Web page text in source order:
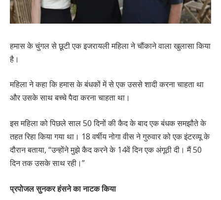
हमास के चुंगल से छूटी एक इजरायली महिला ने चौंकाने वाला खुलासा किया
है।
महिला ने कहा कि हमास के बंधकों में से एक उससे शादी करना चाहता था
और उसके साथ बच्चे पैदा करना चाहता था।
इस महिला को पिछले साल 50 दिनों की कैद के बाद एक बंधक समझौते के
तहत रिहा किया गया था। 18 वर्षीय नोगा वीस ने गुरुवार को एक इंटरव्यू के
दौरान बताया, “उन्होंने मुझे कैद करने के 14वें दिन एक अंगूठी दी। मैं 50
दिन तक उसके साथ रही।”
प्रपोजल सुनकर हंसने का नाटक किया